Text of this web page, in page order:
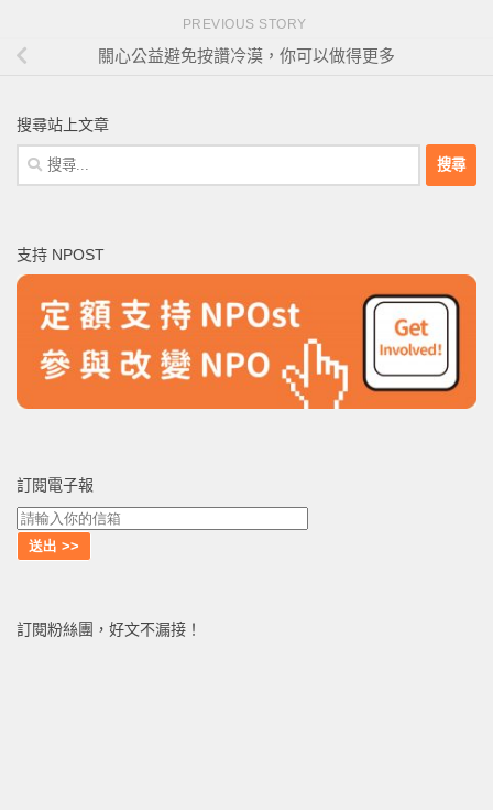
PREVIOUS STORY
關心公益避免按讚冷漠，你可以做得更多
搜尋站上文章
搜
尋
字:
支持 NPOST
訂閱電子報
訂閱粉絲團，好文不漏接！